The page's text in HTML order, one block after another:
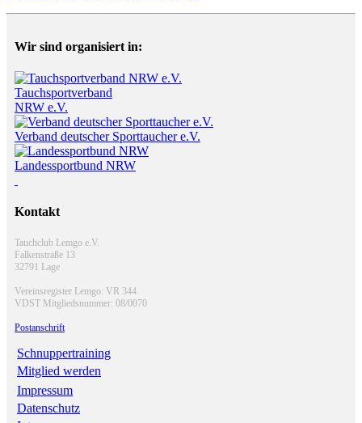
Wir sind organisiert in:
Tauchsportverband
NRW e.V.
Verband deutscher Sporttaucher e.V.
Landessportbund NRW
Kontakt
Tauchclub Lemgo e.V.
Falkenstraße 13
32791 Lage
Vereinsregister Lemgo: VR 344
VDST Mitgliedsnummer: 08/0070
Postanschrift
Schnuppertraining
Mitglied werden
Impressum
Datenschutz